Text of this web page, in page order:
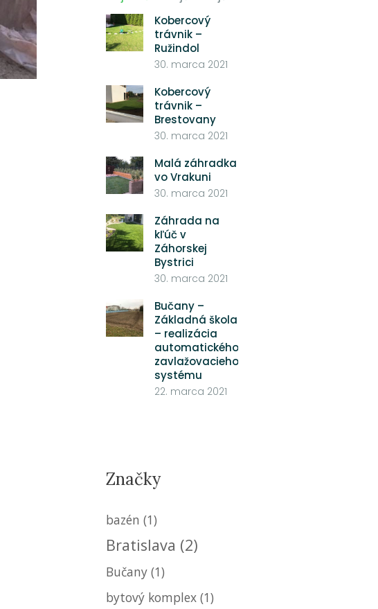
Kobercový
trávnik –
Ružindol
30. marca 2021
Kobercový
trávnik –
Brestovany
30. marca 2021
Malá záhradka
vo Vrakuni
30. marca 2021
Záhrada na
kľúč v
Záhorskej
Bystrici
30. marca 2021
Bučany –
Základná škola
– realizácia
automatického
zavlažovacieho
systému
22. marca 2021
Značky
bazén (1)
Bratislava (2)
Bučany(1)
bytový komplex(1)